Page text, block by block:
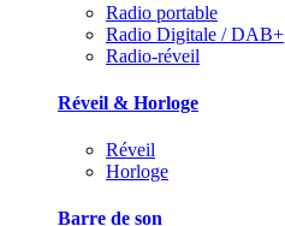
Radio portable
Radio Digitale / DAB+
Radio-réveil
Réveil & Horloge
Réveil
Horloge
Barre de son